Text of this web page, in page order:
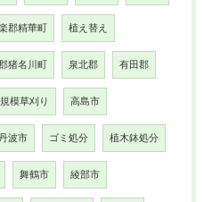
郡精華町 植え替え
猪名川町 泉北郡 有田郡
模草刈り 高島市
波市 ゴミ処分 植木鉢処分
舞鶴市 綾部市